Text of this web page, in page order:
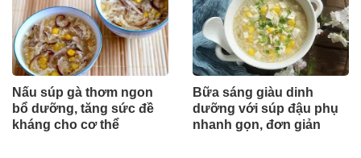
Nấu súp gà thơm ngon
bổ dưỡng, tăng sức đề
kháng cho cơ thể
Bữa sáng giàu dinh
dưỡng với súp đậu phụ
nhanh gọn, đơn giản